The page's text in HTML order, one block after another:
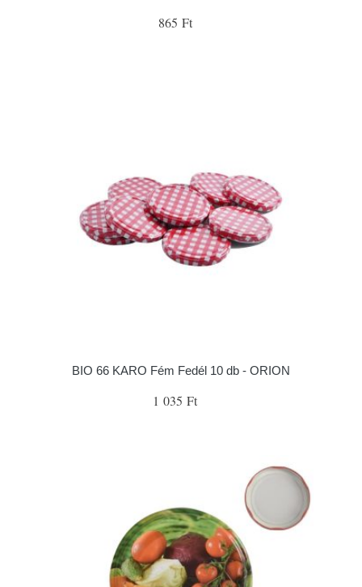
865 Ft
BIO 66 KARO Fém Fedél 10 db - ORION
1 035 Ft